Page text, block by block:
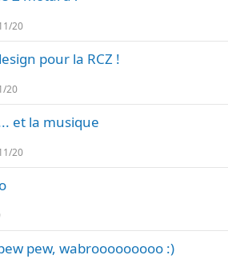
20
pour la RCZ !
20
et la musique
20
pew, wabrooooooooo :)